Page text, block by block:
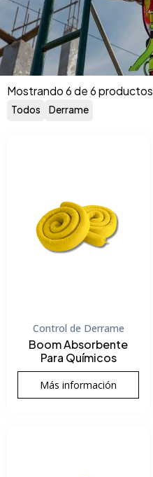
Mostrando 6 de 6 productos
Todos Derrame
Control de Derrame
Boom Absorbente
Para Químicos
Más información